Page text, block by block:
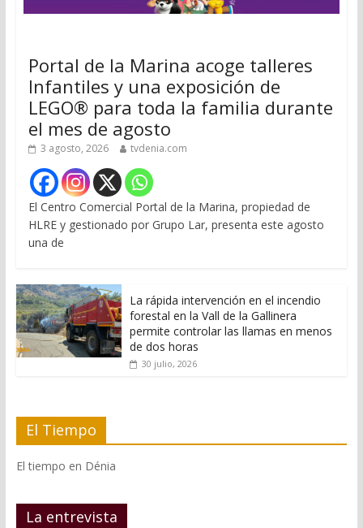
Portal de la Marina acoge talleres
Infantiles y una exposición de
LEGO® para toda la familia durante
el mes de agosto
3 agosto, 2026 tvdenia.com
El Centro Comercial Portal de la Marina, propiedad de
HLRE y gestionado por Grupo Lar, presenta este agosto
una de
La rápida intervención en el incendio
forestal en la Vall de la Gallinera
permite controlar las llamas en menos
de dos horas
30 julio, 2026
El Tiempo
El tiempo en Dénia
La entrevista